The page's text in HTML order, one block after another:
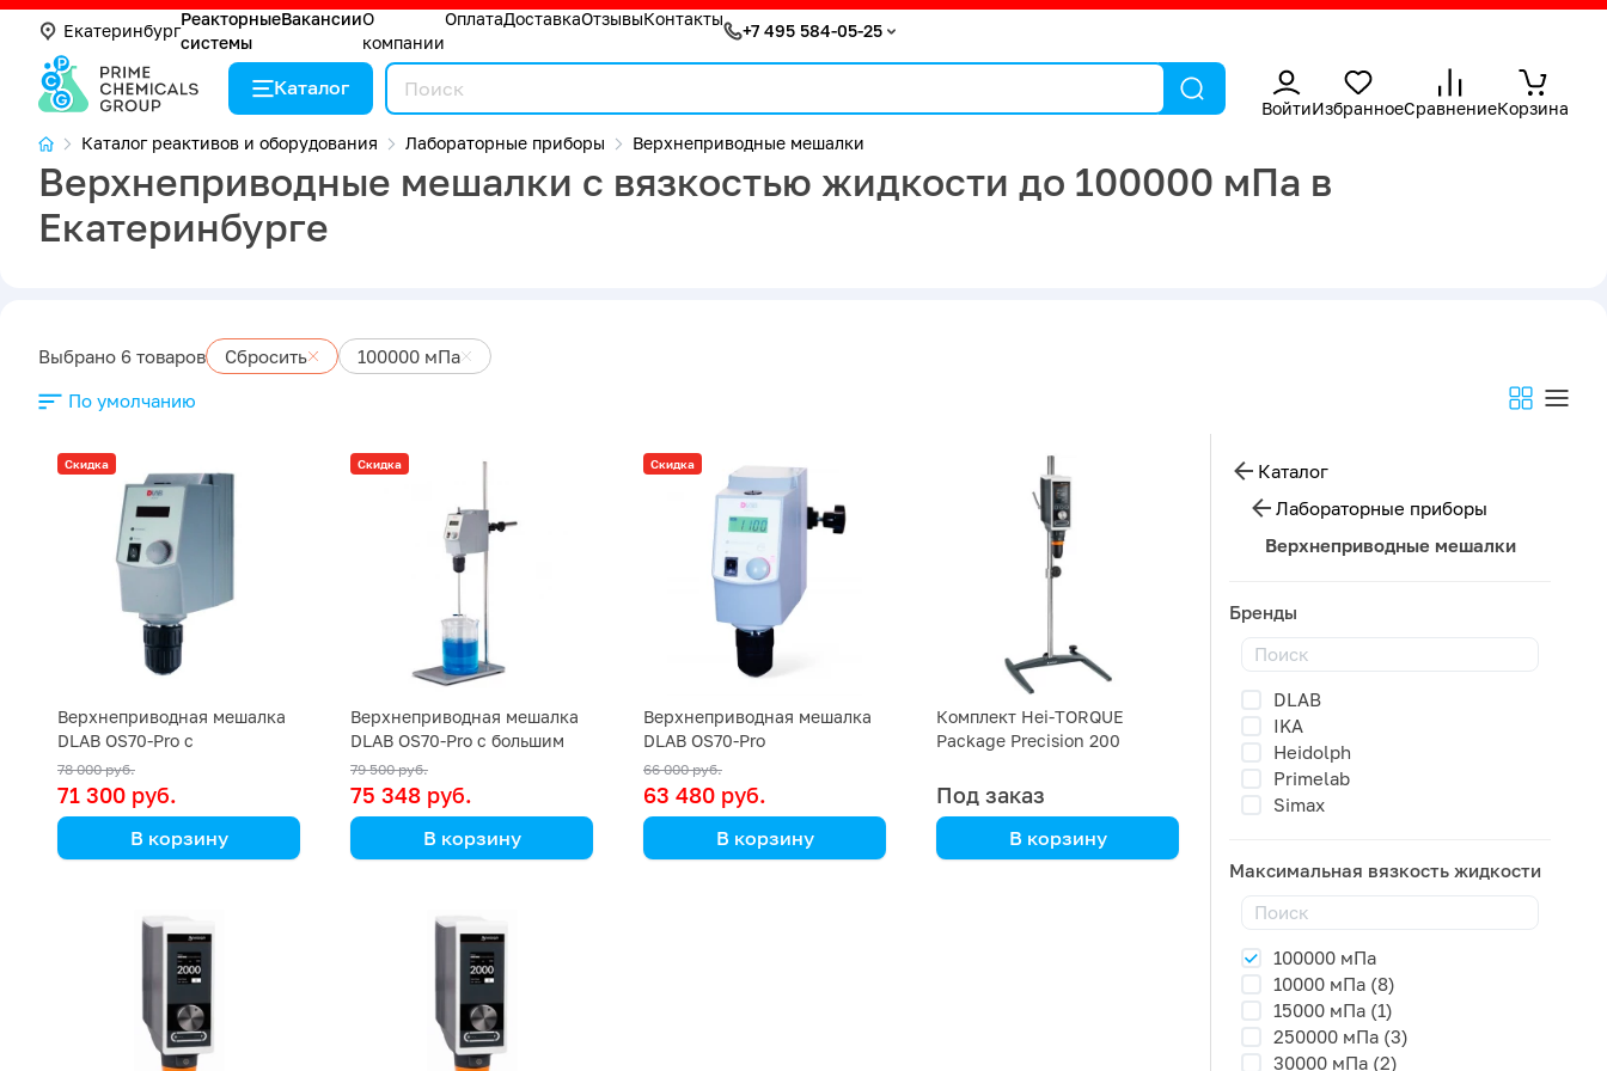
Екатеринбург
Реакторные
системы
ВакансииО
компании
ОплатаДоставкаОтзывыКонтакты
+7 495 584-05-25
Каталог
ВойтиИзбранноеСравнениеКорзина
Каталог реактивов и оборудования
Лабораторные приборы Верхнеприводные мешалки
Верхнеприводные мешалки с вязкостью жидкости до 100000 мПа в
Екатеринбурге
Выбрано 6 товаров Сбросить 100000 мПа
По умолчанию
Скидка
Верхнеприводная мешалка
DLAB OS70-Pro с
универсальным штативом и
крестовидной насадкой
78 000 руб.
71 300 руб.
В корзину
Скидка
Верхнеприводная мешалка
DLAB OS70-Pro с большим
штативом и крестовидной
насадкой
79 500 руб.
75 348 руб.
В корзину
Скидка
Верхнеприводная мешалка
DLAB OS70-Pro
66 000 руб.
63 480 руб.
В корзину
Комплект Hei-TORQUE
Package Precision 200
Под заказ
В корзину
Каталог
Лабораторные приборы
Верхнеприводные мешалки
Бренды
DLAB
IKA
Heidolph
Primelab
Simax
Максимальная вязкость жидкости
100000 мПа
10000 мПа (8)
15000 мПа (1)
250000 мПа (3)
30000 мПа (2)